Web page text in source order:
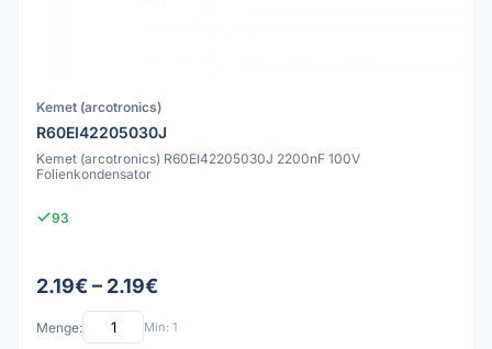
Kemet (arcotronics)
R60EI42205030J
Kemet (arcotronics) R60EI42205030J 2200nF 100V
Folienkondensator
93
2.19€ – 2.19€
Menge: Min: 1